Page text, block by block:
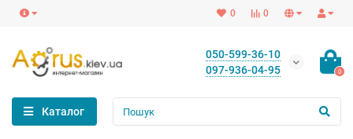
0
0
050-599-36-10
097-936-04-95
0
Каталог